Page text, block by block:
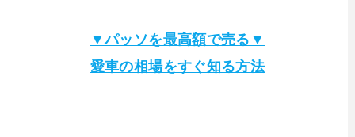
▼パッソを最高額で売る▼
愛車の相場をすぐ知る方法